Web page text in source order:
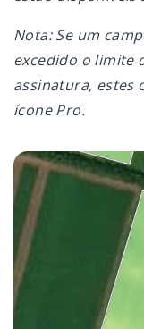
Nota: Se um
excedido o limite
assinatura, estes
ícone Pro.